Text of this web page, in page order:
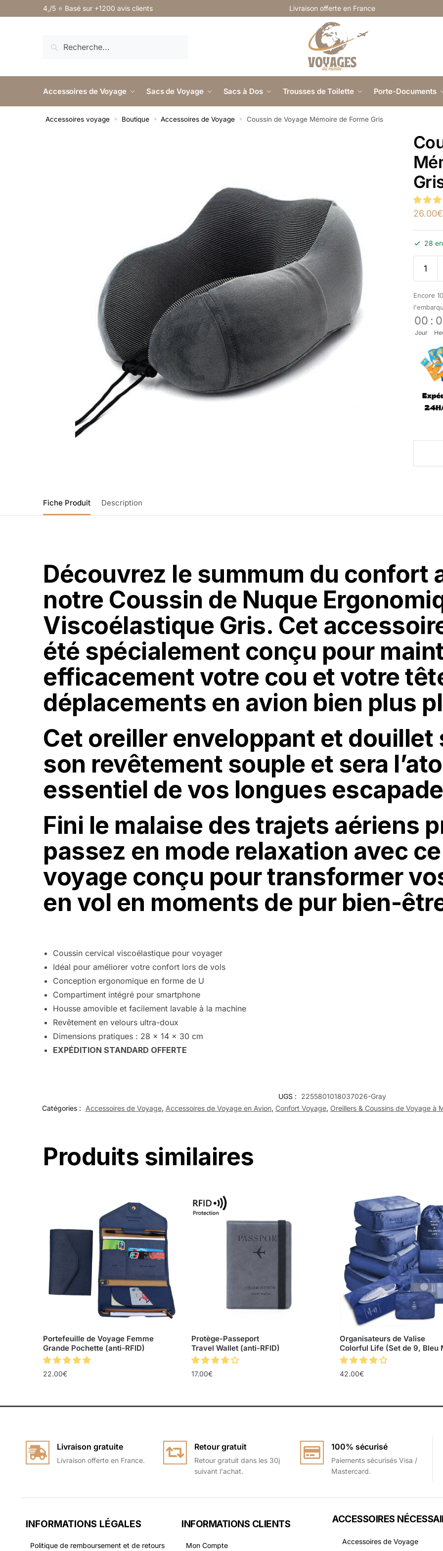
4,/5 ⭐️ Basé sur +1200 avis clients Livraison offerte en France
Accessoires de Voyage Sacs de Voyage Sacs à Dos Trousses de Toilette Porte-Documents
Accessoires voyage » Boutique » Accessoires de Voyage » Coussin de Voyage Mémoire de Forme Gris
26.00€
28
Encore
00
Jour
:
Fiche Produit Description
Découvrez le summum du confort
notre Coussin de Nuque
Viscoélastique Gris. Cet
été spécialement conçu pour
efficacement votre cou et votre
déplacements en avion bien plus
Cet oreiller enveloppant et douillet
son revêtement souple et sera
essentiel de vos longues
Fini le malaise des trajets aériens
passez en mode relaxation avec
voyage conçu pour transformer
en vol en moments de pur bien-
Coussin cervical viscoélastique pour voyager
Idéal pour améliorer votre confort lors de vols
Conception ergonomique en forme de U
Compartiment intégré pour smartphone
Housse amovible et facilement lavable à la machine
Revêtement en velours ultra-doux
Dimensions pratiques : 28 x 14 x 30 cm
EXPÉDITION STANDARD OFFERTE
UGS :
2255801018037026-Gray
Catégories : Accessoires de Voyage, Accessoires de Voyage en Avion, Confort Voyage, Oreillers & Coussins de Voyage à
Produits similaires
Portefeuille de Voyage Femme
Grande Pochette (anti-RFID)
22.00€
Protège-Passeport
Travel Wallet (anti-RFID)
17.00€
Organisateurs de Valise
Colorful Life (Set de 9, Bleu
42.00€
Livraison gratuite
Livraison offerte en France.
Retour gratuit
Retour gratuit dans les 30j
suivant l'achat.
100% sécurisé
Paiements sécurisés Visa /
Mastercard.
INFORMATIONS LÉGALES
Politique de remboursement et de retours
INFORMATIONS CLIENTS
Mon Compte
ACCESSOIRES
Accessoires de Voyage